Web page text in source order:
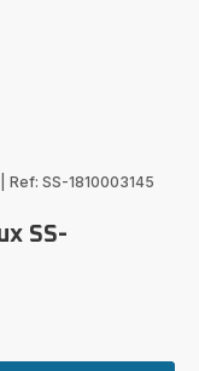
Ref: SS-1810003145
SS-